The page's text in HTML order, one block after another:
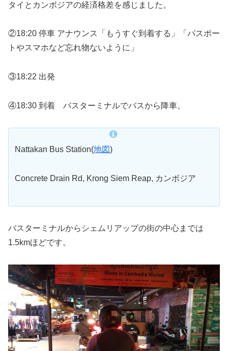
タイとカンボジアの経済格差を感じました。
②18:20 停車 アナウンス「もうすぐ到着する」「パスポー
トやスマホなど忘れ物ないように」
③18:22 出発
④18:30 到着 バスターミナルでバスから降車。
Nattakan Bus Station(地図)
Concrete Drain Rd, Krong Siem Reap, カンボジア
バスターミナルからシェムリアップの街の中心までは
1.5kmほどです。